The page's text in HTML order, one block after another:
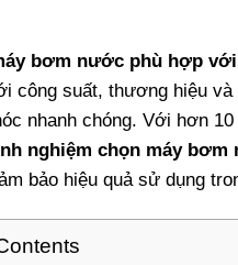
bơm nước phù hợp
công suất, thương hiệu
nhanh chóng. Với hơn
nghiệm chọn máy
bảo hiệu quả sử dụng